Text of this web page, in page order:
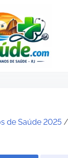
de Saúde 2025 /